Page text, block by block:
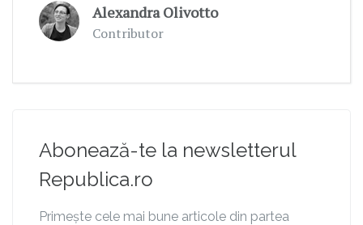
Alexandra Olivotto
Contributor
Abonează-te la newsletterul
Republica.ro
Primește cele mai bune articole din partea